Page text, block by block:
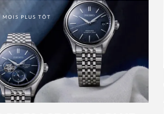
MOIS PLUS TÔT